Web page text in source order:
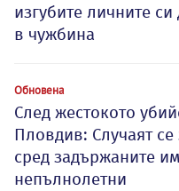
изгубите личните
в чужбина
Обновена
След жестокото
Пловдив: Случаят се
сред задържаните
непълнолетни